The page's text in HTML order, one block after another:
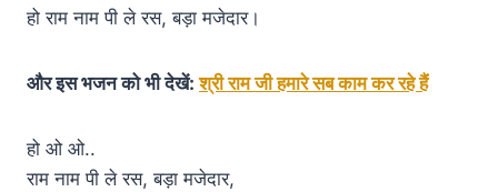
हो राम नाम पी ले रस, बड़ा मजेदार।
और इस भजन को भी देखें:श्री राम जी हमारे सब काम कर रहे हैं
हो ओ ओ..
राम नाम पी ले रस, बड़ा मजेदार,